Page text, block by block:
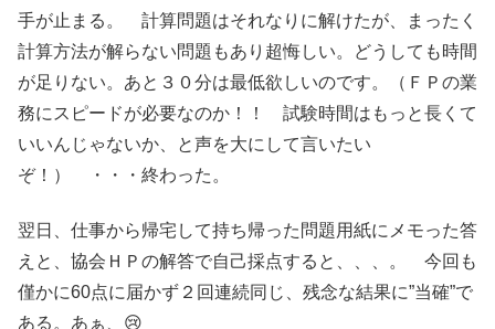
手が止まる。 計算問題はそれなりに解けたが、まったく
計算方法が解らない問題もあり超悔しい。どうしても時間
が足りない。あと３０分は最低欲しいのです。（ＦＰの業
務にスピードが必要なのか！！ 試験時間はもっと長くて
いいんじゃないか、と声を大にして言いたい
ぞ！） ・・・終わった。
翌日、仕事から帰宅して持ち帰った問題用紙にメモった答
えと、協会ＨＰの解答で自己採点すると、、、。 今回も
僅かに60点に届かず２回連続同じ、残念な結果に”当確”で
ある。あぁ、😢